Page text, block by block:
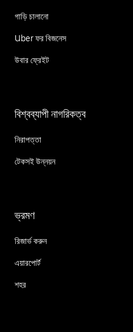
গাড়ি চালানো
Uber ফর বিজনেস
উবার ফ্রেইট
বিশ্বব্যাপী নাগরিকত্ব
নিরাপত্তা
টেকসই উন্নয়ন
ভ্রমণ
রিজার্ভ করুন
এয়ারপোর্ট
শহর